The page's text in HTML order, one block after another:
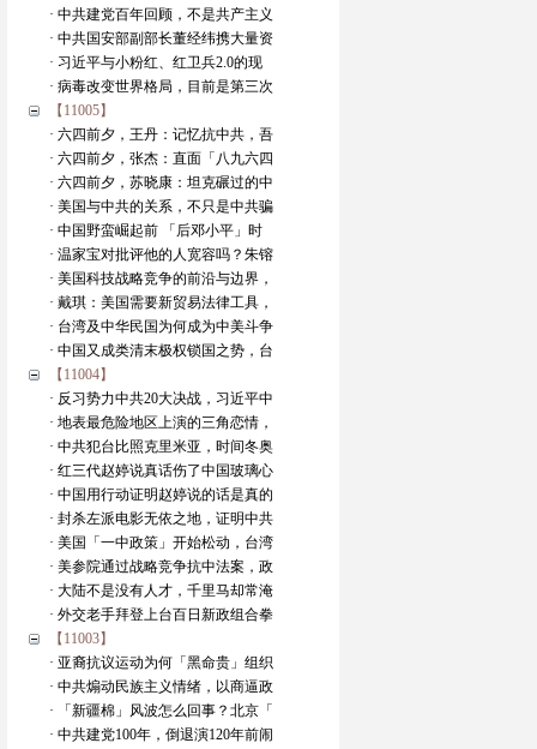
· 中共建党百年回顾，不是共产主义
· 中共国安部副部长董经纬携大量资
· 习近平与小粉红、红卫兵2.0的现
· 病毒改变世界格局，目前是第三次
【11005】
· 六四前夕，王丹：记忆抗中共，吾
· 六四前夕，张杰：直面「八九六四
· 六四前夕，苏晓康：坦克碾过的中
· 美国与中共的关系，不只是中共骗
· 中国野蛮崛起前 「后邓小平」时
· 温家宝对批评他的人宽容吗？朱镕
· 美国科技战略竞争的前沿与边界，
· 戴琪：美国需要新贸易法律工具，
· 台湾及中华民国为何成为中美斗争
· 中国又成类清末极权锁国之势，台
【11004】
· 反习势力中共20大决战，习近平中
· 地表最危险地区上演的三角恋情，
· 中共犯台比照克里米亚，时间冬奥
· 红三代赵婷说真话伤了中国玻璃心
· 中国用行动证明赵婷说的话是真的
· 封杀左派电影无依之地，证明中共
· 美国「一中政策」开始松动，台湾
· 美参院通过战略竞争抗中法案，政
· 大陆不是没有人才，千里马却常淹
· 外交老手拜登上台百日新政组合拳
【11003】
· 亚裔抗议运动为何「黑命贵」组织
· 中共煽动民族主义情绪，以商逼政
· 「新疆棉」风波怎么回事？北京「
· 中共建党100年，倒退演120年前闹